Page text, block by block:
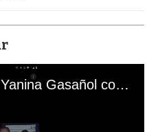
El mal momento de Yanina Gasañol con un hincha argentino en "Subrayado"